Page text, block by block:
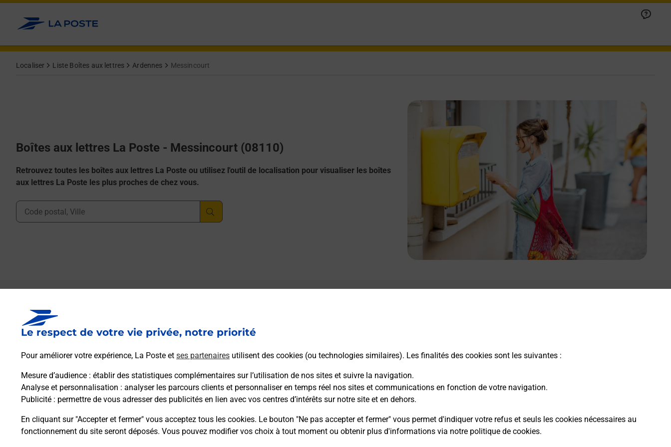
Le respect de votre vie privée, notre priorité
Pour améliorer votre expérience, La Poste et ses partenaires utilisent des cookies (ou technologies similaires). Les finalités des cookies sont les suivantes :
Mesure d’audience : établir des statistiques complémentaires sur l’utilisation de nos sites et suivre la navigation.
Analyse et personnalisation : analyser les parcours clients et personnaliser en temps réel nos sites et communications en fonction de votre navigation.
Publicité : permettre de vous adresser des publicités en lien avec vos centres d’intérêts sur notre site et en dehors.
En cliquant sur "Accepter et fermer" vous acceptez tous les cookies. Le bouton "Ne pas accepter et fermer" vous permet d'indiquer votre refus et seuls les cookies nécessaires au
fonctionnement du site seront déposés. Vous pouvez modifier vos choix à tout moment ou obtenir plus d'informations via notre politique de cookies.
Allez au contenu
Localiser Liste Boîtes aux lettres Ardennes Messincourt
Boîtes aux lettres La Poste - Messincourt (08110)
Retrouvez toutes les boîtes aux lettres La Poste ou utilisez l'outil de localisation pour visualiser les boîtes
aux lettres La Poste les plus proches de chez vous.
Ville, Département, Code Postal
Boîte aux lettres La Poste
Collecte du courrier aujourd'hui à 09h00
1 Rue Haute
Itinéraire